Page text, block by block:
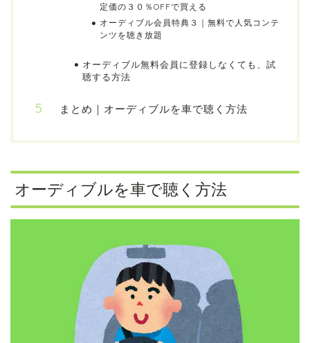
定価の３０％OFFで買える
オーディブル会員特典３｜無料で人気コンテ
ンツを聴き放題
オーディブル無料会員に登録しなくても、試
聴する方法
まとめ｜オーディブルを車で聴く方法
オーディブルを車で聴く方法